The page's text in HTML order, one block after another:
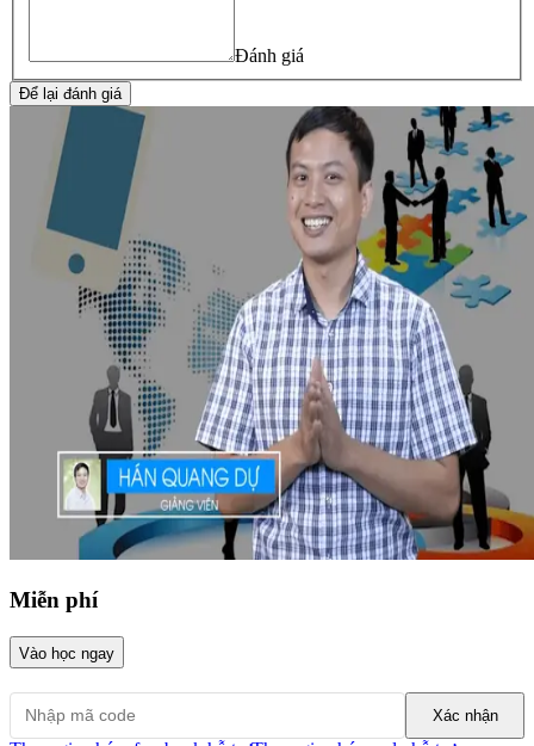
Đánh giá
Để lại đánh giá
Miễn phí
Vào học ngay
Xác nhận